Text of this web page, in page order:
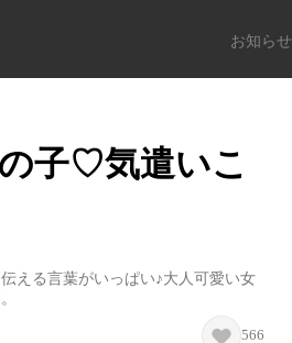
お知らせ
子♡気遣いこ
える言葉がいっぱい♪大人可愛い女
566